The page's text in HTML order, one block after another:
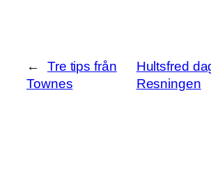
←
Tre tips från
Townes
Hultsfred
Resningen